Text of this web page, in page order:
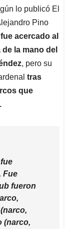
lo publicó El
Pino
fue acercado al
la mano del
, pero su
tras
que
Fue
fueron
(narco,